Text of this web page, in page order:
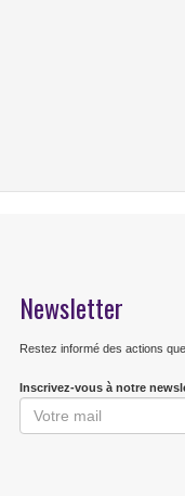
Newsletter
Restez informé des actions
Inscrivez-vous à notre